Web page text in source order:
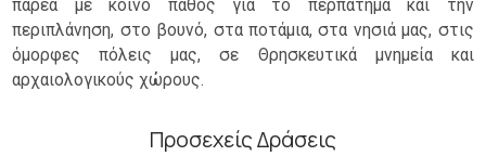
παρέα με κοινό πάθος για το περπάτημα και την
περιπλάνηση, στο βουνό, στα ποτάμια, στα νησιά μας, στις
όμορφες πόλεις μας, σε Θρησκευτικά μνημεία και
αρχαιολογικούς χώρους.
Προσεχείς Δράσεις